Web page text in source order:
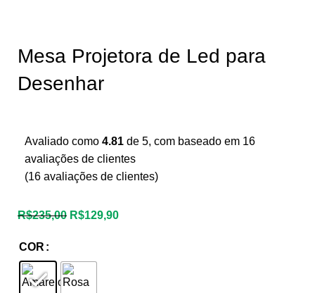
Mesa Projetora de Led para
Desenhar
Avaliado como 4.81 de 5, com baseado em 16
avaliações de clientes
(16 avaliações de clientes)
R$235,00 R$129,90
COR